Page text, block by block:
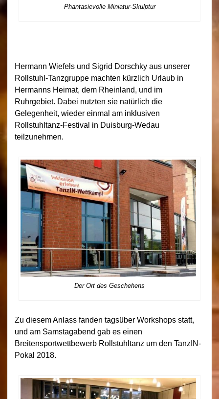
Phantasievolle Miniatur-Skulptur
Hermann Wiefels und Sigrid Dorschky aus unserer
Rollstuhl-Tanzgruppe machten kürzlich Urlaub in
Hermanns Heimat, dem Rheinland, und im
Ruhrgebiet. Dabei nutzten sie natürlich die
Gelegenheit, wieder einmal am inklusiven
Rollstuhltanz-Festival in Duisburg-Wedau
teilzunehmen.
Der Ort des Geschehens
Zu diesem Anlass fanden tagsüber Workshops statt,
und am Samstagabend gab es einen
Breitensportwettbewerb Rollstuhltanz um den TanzIN-
Pokal 2018.